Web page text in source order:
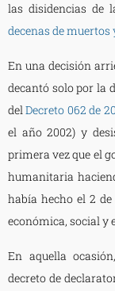
las disidencias de
decenas de muertos
En una decisión
decantó solo por la
delDecreto 062 de
el año 2002) y
primera vez que el
humanitaria
había hecho el 2
económica, social y
En aquella
decreto de